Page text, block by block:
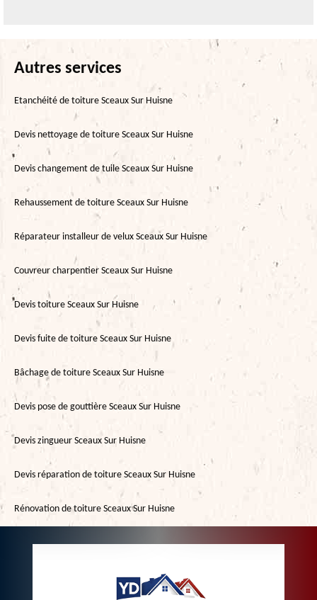
Autres services
Etanchéité de toiture Sceaux Sur Huisne
Devis nettoyage de toiture Sceaux Sur Huisne
Devis changement de tuile Sceaux Sur Huisne
Rehaussement de toiture Sceaux Sur Huisne
Réparateur installeur de velux Sceaux Sur Huisne
Couvreur charpentier Sceaux Sur Huisne
Devis toiture Sceaux Sur Huisne
Devis fuite de toiture Sceaux Sur Huisne
Bâchage de toiture Sceaux Sur Huisne
Devis pose de gouttière Sceaux Sur Huisne
Devis zingueur Sceaux Sur Huisne
Devis réparation de toiture Sceaux Sur Huisne
Rénovation de toiture Sceaux Sur Huisne